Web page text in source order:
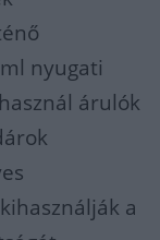
nyugati
árulók
a